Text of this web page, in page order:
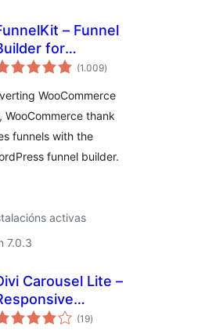
– Funnel
for
(1.009valoracións
totais
)
WooCommerce
thank
funnels with the
funnel builder.
activas
7.0.3
Carousel Lite –
& Slider
(19valoracións
totais
)